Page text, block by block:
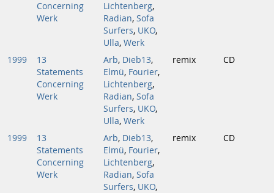
Concerning
Werk
Lichtenberg,
Radian, Sofa
Surfers, UKO,
Ulla, Werk
1999
13
Statements
Concerning
Werk
Arb, Dieb13,
Elmü, Fourier,
Lichtenberg,
Radian, Sofa
Surfers, UKO,
Ulla, Werk
remix CD
1999
13
Statements
Concerning
Werk
Arb, Dieb13,
Elmü, Fourier,
Lichtenberg,
Radian, Sofa
Surfers, UKO,
remix CD